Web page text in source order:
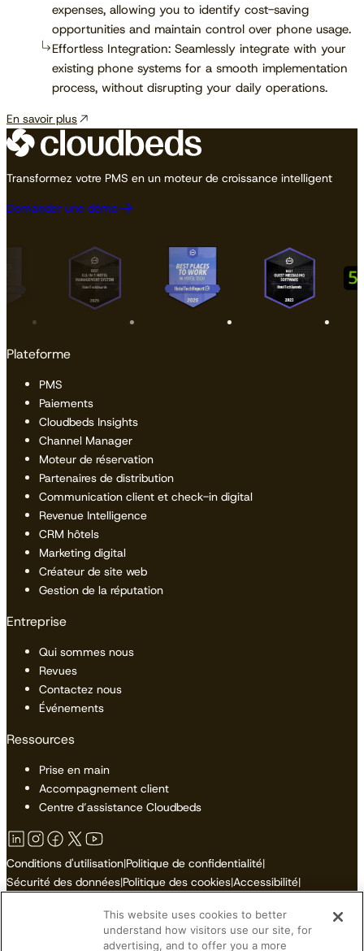
expenses, allowing you to identify cost-saving
opportunities and maintain control over phone usage.
Effortless Integration: Seamlessly integrate with your
existing phone systems for a smooth implementation
process, without disrupting your daily operations.
En savoir plus
Transformez votre PMS en un moteur de croissance intelligent
Demander une démo
Plateforme
PMS
Paiements
Cloudbeds Insights
Channel Manager
Moteur de réservation
Partenaires de distribution
Communication client et check-in digital
Revenue Intelligence
CRM hôtels
Marketing digital
Créateur de site web
Gestion de la réputation
Entreprise
Qui sommes nous
Revues
Contactez nous
Événements
Ressources
Prise en main
Accompagnement client
Centre d’assistance Cloudbeds
Conditions d'utilisation|Politique de confidentialité|
Sécurité des données|Politique des cookies|Accessibilité|
Ne pas vendre ni partager mes informations personnelles
This website uses cookies to better
understand how visitors use our site, for
advertising, and to offer you a more